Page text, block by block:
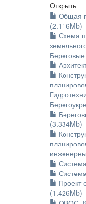
Открыть
Общая
(2.116Mb)
Схема
(3.334Mb)
Проект
(1.426Mb)